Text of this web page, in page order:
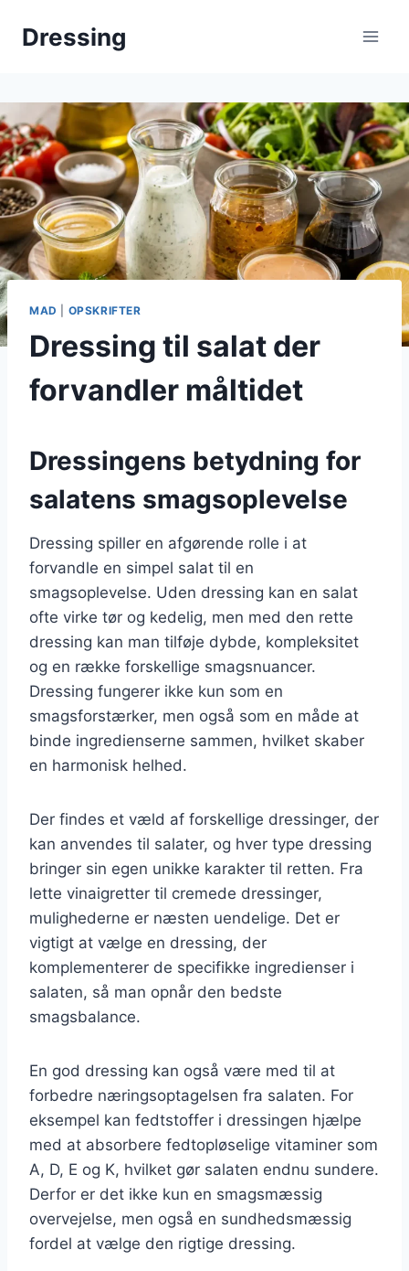
Dressing
MAD OPSKRIFTER
Dressing til salat der
forvandler måltidet
Dressingens betydning for
salatens smagsoplevelse
Dressing spiller en afgørende rolle i at
forvandle en simpel salat til en
smagsoplevelse. Uden dressing kan en salat
ofte virke tør og kedelig, men med den rette
dressing kan man tilføje dybde, kompleksitet
og en række forskellige smagsnuancer.
Dressing fungerer ikke kun som en
smagsforstærker, men også som en måde at
binde ingredienserne sammen, hvilket skaber
en harmonisk helhed.
Der findes et væld af forskellige dressinger, der
kan anvendes til salater, og hver type dressing
bringer sin egen unikke karakter til retten. Fra
lette vinaigretter til cremede dressinger,
mulighederne er næsten uendelige. Det er
vigtigt at vælge en dressing, der
komplementerer de specifikke ingredienser i
salaten, så man opnår den bedste
smagsbalance.
En god dressing kan også være med til at
forbedre næringsoptagelsen fra salaten. For
eksempel kan fedtstoffer i dressingen hjælpe
med at absorbere fedtopløselige vitaminer som
A, D, E og K, hvilket gør salaten endnu sundere.
Derfor er det ikke kun en smagsmæssig
overvejelse, men også en sundhedsmæssig
fordel at vælge den rigtige dressing.